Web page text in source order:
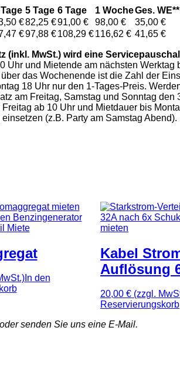
5 Tage 6 Tage 1 WocheGes. WE**
€82,25 €91,00 € 98,00 €
35,00 €
€97,88 €108,29 €116,62 € 41,65 €
(inkl. MwSt.) wird eine
Uhr und Mietende am nächsten
das Wochenende ist die Zahl der
18 Uhr nur den 1-Tages-Preis.
am Freitag, Samstag und Sonntag den
ab 10 Uhr und Mietdauer bis
(z.B. Party am Samstag Abend).
In den
Kabel
Auflösung
20,00 € (zzgl.
Reservierungskorb
senden Sie uns eine E-Mail.